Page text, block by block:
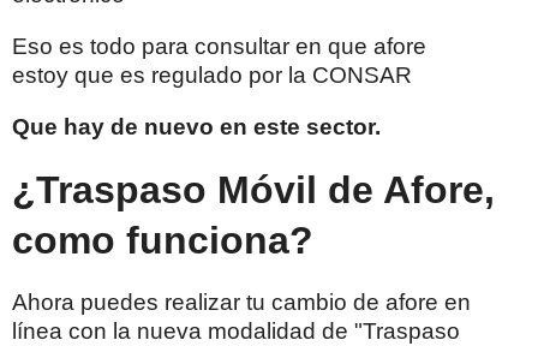
Eso es todo para consultar en que afore
estoy que es regulado por la CONSAR
Que hay de nuevo en este sector.
¿Traspaso Móvil de Afore,
como funciona?
Ahora puedes realizar tu cambio de afore en
línea con la nueva modalidad de "Traspaso